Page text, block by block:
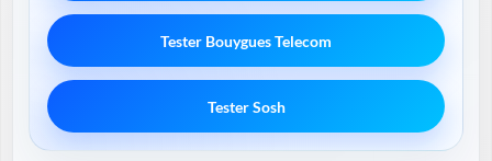
Tester Bouygues Telecom
Tester Sosh